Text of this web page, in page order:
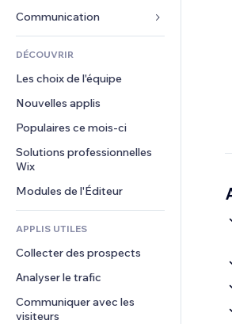
Classement de sites
E-mail
Comptabilité
Coupons et fidélisation
Solutions d'entreposage
Financement participatif
Alimentation et boissons
Restaurants
Immobilier
Réservations
Musique
Podcasts
Photographie
Vidéo
PDF
Partage de fichiers
Actualités
Services de contenu
Effets de texte
Cartes et navigation
Confidentialité
Horloge
Modèles de pages
Effets sur images
Boutons et menus
Bannières et badges
Calculateurs
Rechercher
Formulaires
Sondages
Chat
Commentaires
Téléphone
Communauté
Avis et commentaires
DÉCOUVRIR
Les choix de l'équipe
Nouvelles applis
Populaires ce mois‑ci
Solutions professionnelles
Wix
Modules de l'Éditeur
APPLIS UTILES
Collecter des prospects
Analyser le trafic
Communiquer avec les
visiteurs